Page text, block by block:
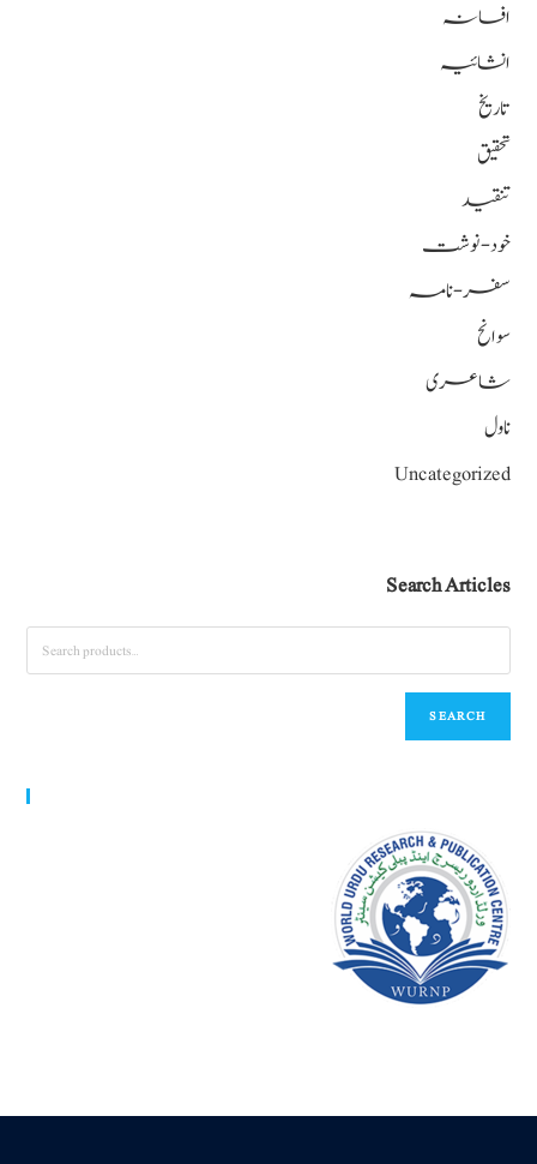
افسانہ
انشائیہ
تاریخ
تحقیق
تنقید
خود-نوشت
سفر-نامہ
سوانح
شاعری
ناول
Uncategorized
Search Articles
SEARCH